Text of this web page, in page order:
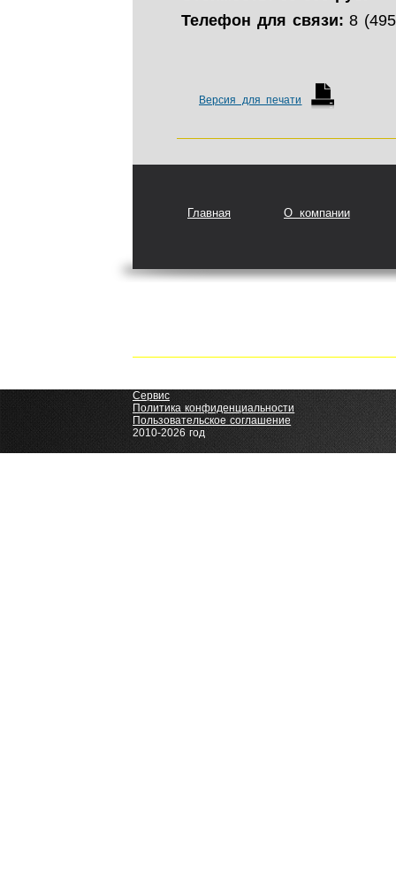
Телефон для связи:8
Версия для печати
Главная О компании
Сервис
Политика конфиденциальности
Пользовательское соглашение
2010-2026 год